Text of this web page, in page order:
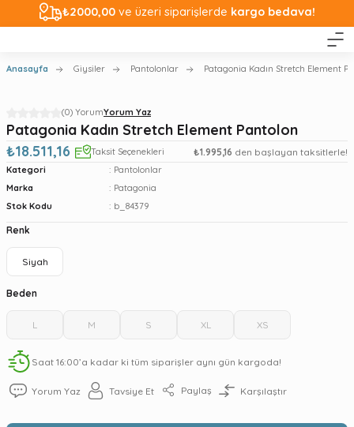
₺2000,00 ve üzeri siparişlerde kargo bedava!
Anasayfa Giysiler Pantolonlar Patagonia Kadın Stretch Element
(0) YorumYorum Yaz
Patagonia Kadın Stretch Element Pantolon
₺18.511,16
Taksit Seçenekleri ₺1.995,16 den başlayan taksitlerle!
Kategori
Pantolonlar
Marka
Patagonia
Stok Kodu
b_84379
Renk
Siyah
Beden
L M S XL XS
Saat 16:00’a kadar ki tüm siparişler aynı gün kargoda!
Yorum Yaz Tavsiye Et Paylaş Karşılaştır